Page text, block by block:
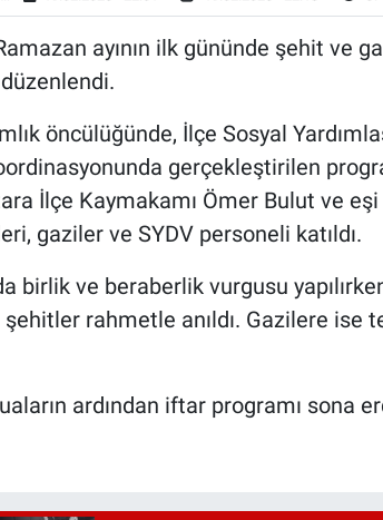
ayının ilk gününde şehit ve
öncülüğünde, İlçe Sosyal
gerçekleştirilen
İlçe Kaymakamı Ömer Bulut ve
gaziler ve SYDV personeli katıldı.
birlik ve beraberlik vurgusu
rahmetle anıldı. Gazilere ise
ardından iftar programı sona